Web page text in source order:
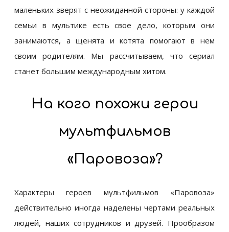
маленьких зверят с неожиданной стороны: у каждой
семьи в мультике есть свое дело, которым они
занимаются, а щенята и котята помогают в нем
своим родителям. Мы рассчитываем, что сериал
станет большим международным хитом.
На кого похожи герои
мультфильмов
«Паровоза»?
Характеры героев мультфильмов «Паровоза»
действительно иногда наделены чертами реальных
людей, наших сотрудников и друзей. Прообразом